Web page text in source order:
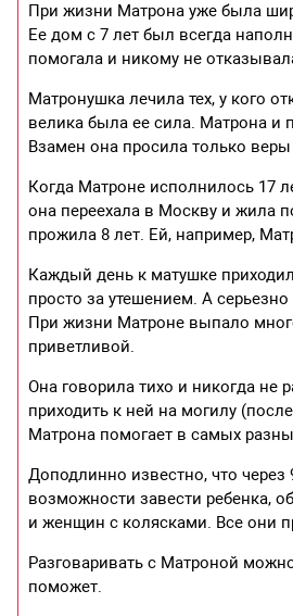
При жизни Матрона уже была
Ее дом с 7 лет был всегда
помогала и никому не
Матронушка лечила тех, у кого
велика была ее сила. Матрона и
Взамен она просила только
Когда Матроне исполнилось 17
она переехала в Москву и жила
прожила 8 лет. Ей, например,
Каждый день к матушке
просто за утешением. А
При жизни Матроне выпало
приветливой.
Она говорила тихо и никогда не
приходить к ней на могилу
Матрона помогает в самых
Доподлинно известно, что
возможности завести ребенка,
и женщин с колясками. Все они
Разговаривать с Матроной
поможет.